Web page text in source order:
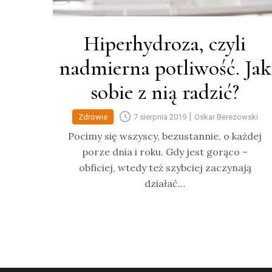
Hiperhydroza, czyli
nadmierna potliwość. Jak
sobie z nią radzić?
Zdrowie 7 sierpnia 2019| Oskar Berezowski
Pocimy się wszyscy, bezustannie, o każdej
porze dnia i roku. Gdy jest gorąco –
obficiej, wtedy też szybciej zaczynają
działać…